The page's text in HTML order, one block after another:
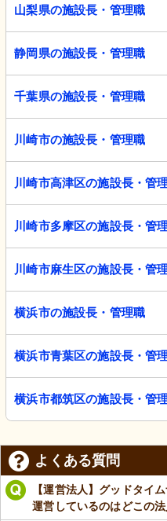
山梨県の施設長・管理職
静岡県の施設長・管理職
千葉県の施設長・管理職
川崎市の施設長・管理職
川崎市高津区の施設長・管
川崎市多摩区の施設長・管
川崎市麻生区の施設長・管
横浜市の施設長・管理職
横浜市青葉区の施設長・管
横浜市都筑区の施設長・管
よくある質問
【運営法人】グッドタイ
運営しているのはどこの